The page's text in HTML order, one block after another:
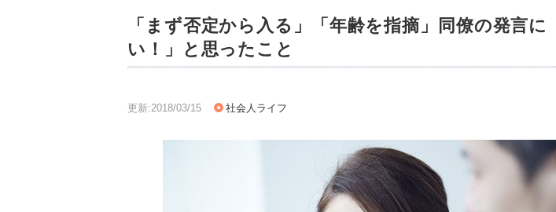
「まず否定から入る」「年齢を指摘」同僚の発言に
い！」と思ったこと
更新:2018/03/15 社会人ライフ